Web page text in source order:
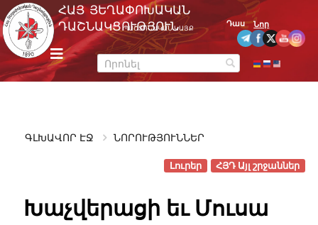
Skip
to
content
m
e
n
u
ՀԱՅ ՅԵՂԱՓՈԽԱԿԱՆ
ԴԱՇՆԱԿՑՈՒԹՅՈՒՆ
ՊԱՇՏՈՆԱԿԱՆ ԿԱՅՔ
Դաս Նոր
ԳԼԽԱՎՈՐ ԷՋ ՆՈՐՈՒԹՅՈՒՆՆԵՐ
ՀՅԴ Այլ շրջաններ
Լուրեր
Խաչվերացի եւ Մուսա